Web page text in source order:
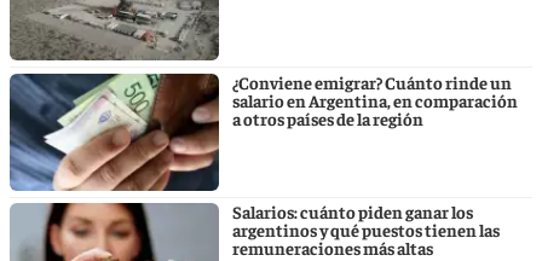
¿Conviene emigrar? Cuánto rinde un
salario en Argentina, en comparación
a otros países de la región
Salarios: cuánto piden ganar los
argentinos y qué puestos tienen las
remuneraciones más altas